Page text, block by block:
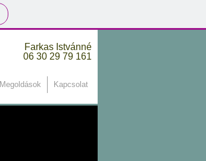
Farkas Istvánné
06 30 29 79 161
Megoldások Kapcsolat